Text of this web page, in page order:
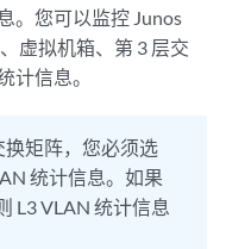
。您可以监控 Junos
虚拟机箱、第 3 层交
计信息。
换矩阵，您必须选
统计信息。如果
L3 VLAN 统计信息